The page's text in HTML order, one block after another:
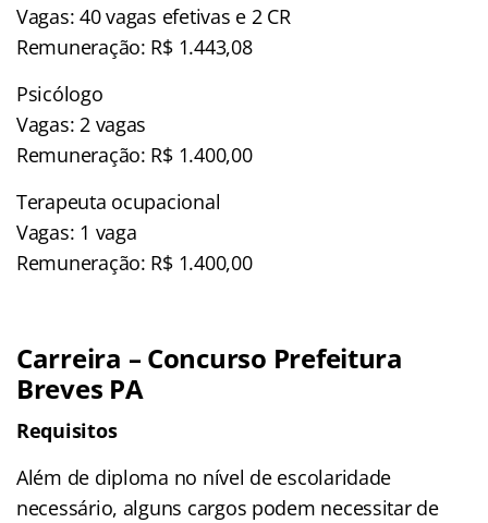
Vagas: 40 vagas efetivas e 2 CR
Remuneração: R$ 1.443,08
Psicólogo
Vagas: 2 vagas
Remuneração: R$ 1.400,00
Terapeuta ocupacional
Vagas: 1 vaga
Remuneração: R$ 1.400,00
Carreira – Concurso Prefeitura
Breves PA
Requisitos
Além de diploma no nível de escolaridade
necessário, alguns cargos podem necessitar de